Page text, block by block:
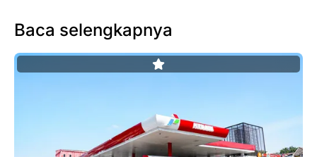
Baca selengkapnya